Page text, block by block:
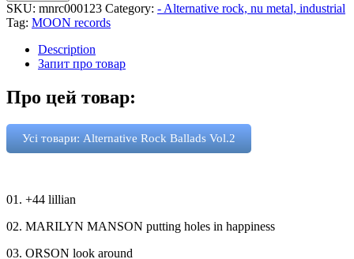
SKU: mnrc000123 Category: - Alternative rock, nu metal, industrial
Tag: MOON records
Description
Запит про товар
Про цей товар:
Усі товари: Alternative Rock Ballads Vol.2
01. +44 lillian
02. MARILYN MANSON putting holes in happiness
03. ORSON look around